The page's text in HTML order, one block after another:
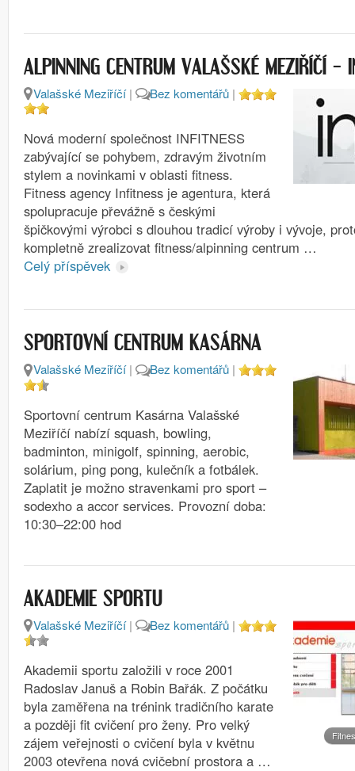
ALPINNING CENTRUM VALAŠSKÉ MEZIŘÍČÍ –
Valašské Meziříčí| Bez komentářů |
Nová moderní společnost INFITNESS
zabývající se pohybem, zdravým životním
stylem a novinkami v oblasti fitness.
Fitness agency Infitness je agentura, která
spolupracuje převážně s českými
špičkovými výrobci s dlouhou tradicí výroby i vývoje,
kompletně zrealizovat fitness/alpinning centrum …
Celý příspěvek
SPORTOVNÍ CENTRUM KASÁRNA
Valašské Meziříčí| Bez komentářů |
Sportovní centrum Kasárna Valašské
Meziříčí nabízí squash, bowling,
badminton, minigolf, spinning, aerobic,
solárium, ping pong, kulečník a fotbálek.
Zaplatit je možno stravenkami pro sport –
sodexho a accor services. Provozní doba:
10:30–22:00 hod
AKADEMIE SPORTU
Valašské Meziříčí| Bez komentářů |
Akademii sportu založili v roce 2001
Radoslav Januš a Robin Bařák. Z počátku
byla zaměřena na trénink tradičního karate
a později fit cvičení pro ženy. Pro velký
zájem veřejnosti o cvičení byla v květnu
2003 otevřena nová cvičební prostora a …